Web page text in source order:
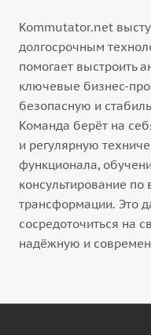
Kommutator.net
долгосрочным
помогает выстроить
ключевые бизнес-
безопасную и
Команда берёт на
и регулярную
функционала,
консультирование
трансформации. Это
сосредоточиться на
надёжную и